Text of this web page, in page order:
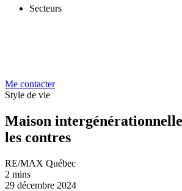
Secteurs
Me contacter
Style de vie
Maison
les contres
RE/MAX Québec
2 mins
29 décembre 2024